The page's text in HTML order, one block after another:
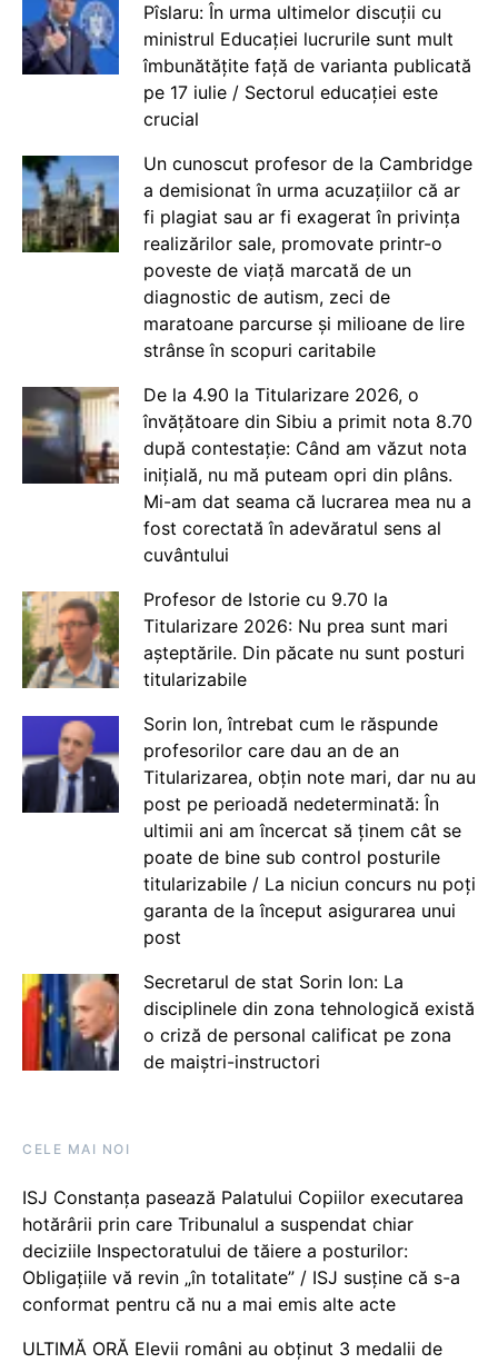
Pîslaru: În urma ultimelor discuții cu
ministrul Educației lucrurile sunt mult
îmbunătățite față de varianta publicată
pe 17 iulie / Sectorul educației este
crucial
Un cunoscut profesor de la Cambridge
a demisionat în urma acuzațiilor că ar
fi plagiat sau ar fi exagerat în privința
realizărilor sale, promovate printr-o
poveste de viață marcată de un
diagnostic de autism, zeci de
maratoane parcurse și milioane de lire
strânse în scopuri caritabile
De la 4.90 la Titularizare 2026, o
învățătoare din Sibiu a primit nota 8.70
după contestație: Când am văzut nota
inițială, nu mă puteam opri din plâns.
Mi-am dat seama că lucrarea mea nu a
fost corectată în adevăratul sens al
cuvântului
Profesor de Istorie cu 9.70 la
Titularizare 2026: Nu prea sunt mari
așteptările. Din păcate nu sunt posturi
titularizabile
Sorin Ion, întrebat cum le răspunde
profesorilor care dau an de an
Titularizarea, obțin note mari, dar nu au
post pe perioadă nedeterminată: În
ultimii ani am încercat să ținem cât se
poate de bine sub control posturile
titularizabile / La niciun concurs nu poți
garanta de la început asigurarea unui
post
Secretarul de stat Sorin Ion: La
disciplinele din zona tehnologică există
o criză de personal calificat pe zona
de maiștri-instructori
CELE MAI NOI
ISJ Constanța pasează Palatului Copiilor executarea
hotărârii prin care Tribunalul a suspendat chiar
deciziile Inspectoratului de tăiere a posturilor:
Obligațiile vă revin „în totalitate” / ISJ susține că s-a
conformat pentru că nu a mai emis alte acte
ULTIMĂ ORĂ Elevii români au obținut 3 medalii de